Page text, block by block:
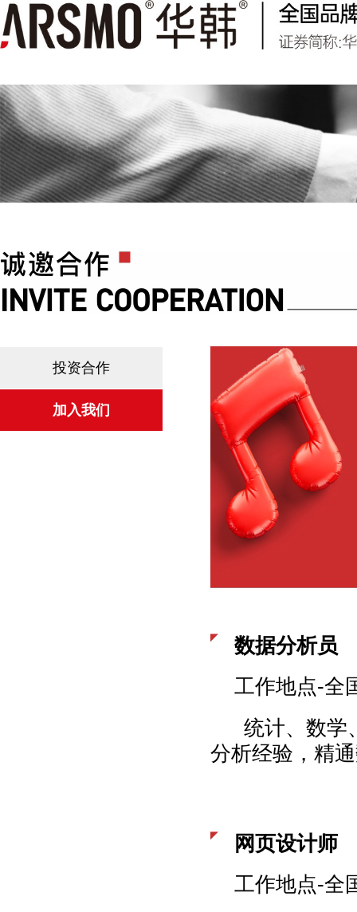
投资合作
加入我们
数据分析员
工作地点-全
统计、数学
分析经验，精
网页设计师
工作地点-全